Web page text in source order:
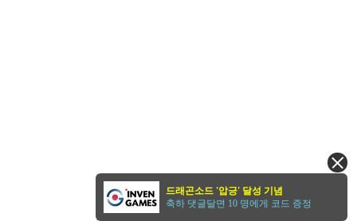
드래곤소드 '압긍' 달성 기념
축하 댓글달면 10 명에게 코드 증정